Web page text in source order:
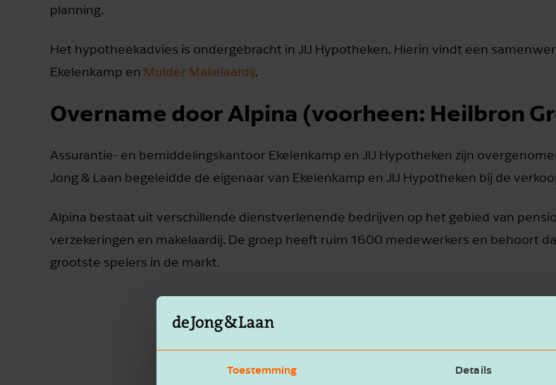
Toestemming Details
planning.
Het hypotheekadvies is ondergebracht in JIJ Hypotheken. Hierin vindt een
Ekelenkamp en Mulder Makelaardij.
Overname door Alpina (voorheen: Heilbron
Assurantie- en bemiddelingskantoor Ekelenkamp en JIJ Hypotheken zijn
Jong & Laan begeleidde de eigenaar van Ekelenkamp en JIJ Hypotheken bij de
Alpina bestaat uit verschillende dienstverlenende bedrijven op het gebied van
verzekeringen en makelaardij. De groep heeft ruim 1600 medewerkers en behoort
grootste spelers in de markt.